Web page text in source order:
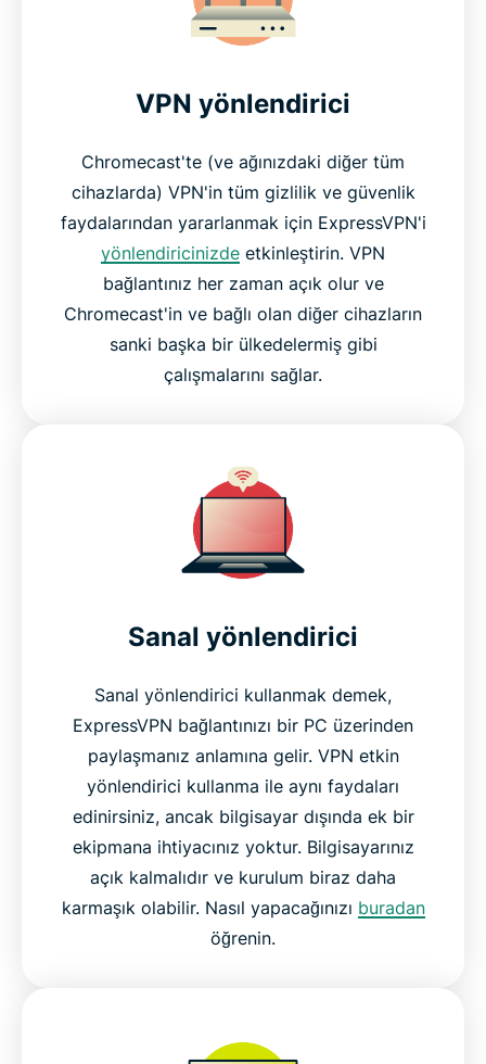
Video izleme tutkunları neden ExpressVPN'i
Sıkça sorulan sorular
Neden ExpressVPN'i seçmelisiniz?
Chromecast için ExpressVPN'i hemen deneyin
VPN yönlendirici
Chromecast'te (ve ağınızdaki diğer tüm
cihazlarda) VPN'in tüm gizlilik ve güvenlik
faydalarından yararlanmak için ExpressVPN'i
yönlendiricinizde etkinleştirin. VPN
bağlantınız her zaman açık olur ve
Chromecast'in ve bağlı olan diğer cihazların
sanki başka bir ülkedelermiş gibi
çalışmalarını sağlar.
Sanal yönlendirici
Sanal yönlendirici kullanmak demek,
ExpressVPN bağlantınızı bir PC üzerinden
paylaşmanız anlamına gelir. VPN etkin
yönlendirici kullanma ile aynı faydaları
edinirsiniz, ancak bilgisayar dışında ek bir
ekipmana ihtiyacınız yoktur. Bilgisayarınız
açık kalmalıdır ve kurulum biraz daha
karmaşık olabilir. Nasıl yapacağınızı buradan
öğrenin.